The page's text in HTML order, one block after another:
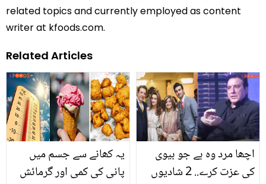
related topics and currently employed as content
writer at kfoods.com.
Related Articles
یہ کھانے سے جسم میں
پانی کی کمی اور گرمائش
اچھا مرد وہ ہے جو بیوی
کی عزت کرے.. 2 شادیوں